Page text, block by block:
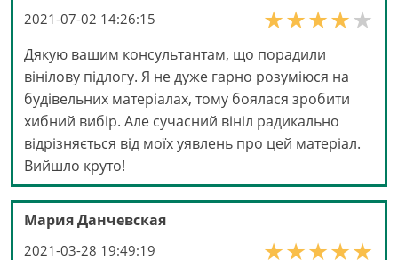
2021-07-02 14:26:15
Дякую вашим консультантам, що порадили
вінілову підлогу. Я не дуже гарно розуміюся на
будівельних матеріалах, тому боялася зробити
хибний вибір. Але сучасний вініл радикально
відрізняється від моїх уявлень про цей матеріал.
Вийшло круто!
Мария Данчевская
2021-03-28 19:49:19